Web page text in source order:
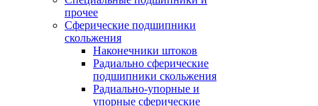
прочее
Сферические подшипники
скольжения
Наконечники штоков
Радиально сферические
подшипники скольжения
Радиально-упорные и
упорные сферические